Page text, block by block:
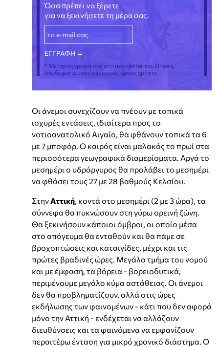
Όσα πρέπει να ξέρετε
για να ξεκινήσετε τη μέρα σας.
* Με την εγγραφή σας στο newsletter του Dnews,
αποδέχεστε τους σχετικούς όρους χρήσης
Οι άνεμοι συνεχίζουν να πνέουν με τοπικά
ισχυρές εντάσεις, ιδιαίτερα προς το
νοτιοανατολικό Αιγαίο, θα φθάνουν τοπικά τα 6
με 7 μποφόρ. Ο καιρός είναι μαλακός το πρωί στα
περισσότερα γεωγραφικά διαμερίσματα. Αργά το
μεσημέρι ο υδράργυρος θα προλάβει το μεσημέρι
να φθάσει τους 27 με 28 βαθμούς Κελσίου.
ΣτηνΑττική, κοντά στο μεσημέρι (2 με 3 ώρα), τα
σύννεφα θα πυκνώσουν στη γύρω ορεινή ζώνη.
Θα ξεκινήσουν κάποιοι όμβροι, οι οποίο μέσα
στο απόγευμα θα ενταθούν και θα πάμε σε
βροχοπτώσεις και καταιγίδες, μέχρι και τις
πρώτες βραδινές ώρες. Μεγάλο τμήμα του νομού
και με έμφαση, τα βόρεια - βορειοδυτικά,
περιμένουμε μεγάλο κύμα αστάθειας. Οι άνεμοι
δεν θα προβληματίζουν, αλλά στις ώρες
εκδήλωσης των φαινομένων - κάτι που δεν αφορά
μόνο την Αττική - ενδέχεται να αλλάζουν
διευθύνσεις και τα φαινόμενα να εμφανίζουν
περαιτέρω ένταση για μικρό χρονικό διάστημα. Ο